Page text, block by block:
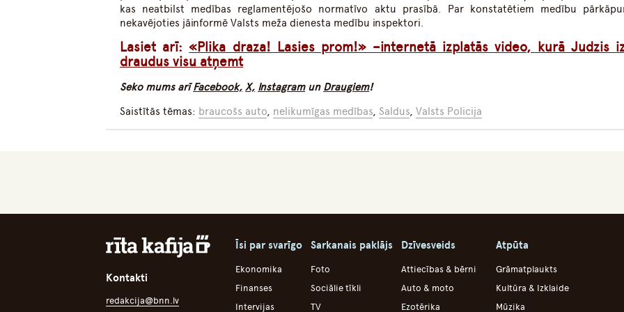
kas neatbilst medības reglamentējošo normatīvo aktu prasībā. Par konstatētiem medību
nekavējoties jāinformē Valsts meža dienesta medību inspektori.
Lasiet arī:«Plika draza! Lasies prom!» –internetā izplatās video, kurā Judzis
draudus visu atņemt
Seko mums arīFacebook, X, Instagramun Draugiem!
Saistītās tēmas: braucošs auto, nelikumīgas medības,Saldus,Valsts Policija
Kontakti
redakcija@bnn.lv
Īsi par svarīgo
Ekonomika
Finanses
Intervijas
Sarkanais paklājs
Foto
Sociālie tīkli
TV
Dzīvesveids
Attiecības & bērni
Auto & moto
Ezotērika
Atpūta
Grāmatplaukts
Kultūra & Izklaide
Mūzika